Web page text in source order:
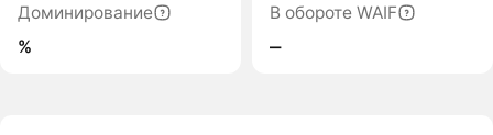
Доминирование
%
В обороте WAIF
‒